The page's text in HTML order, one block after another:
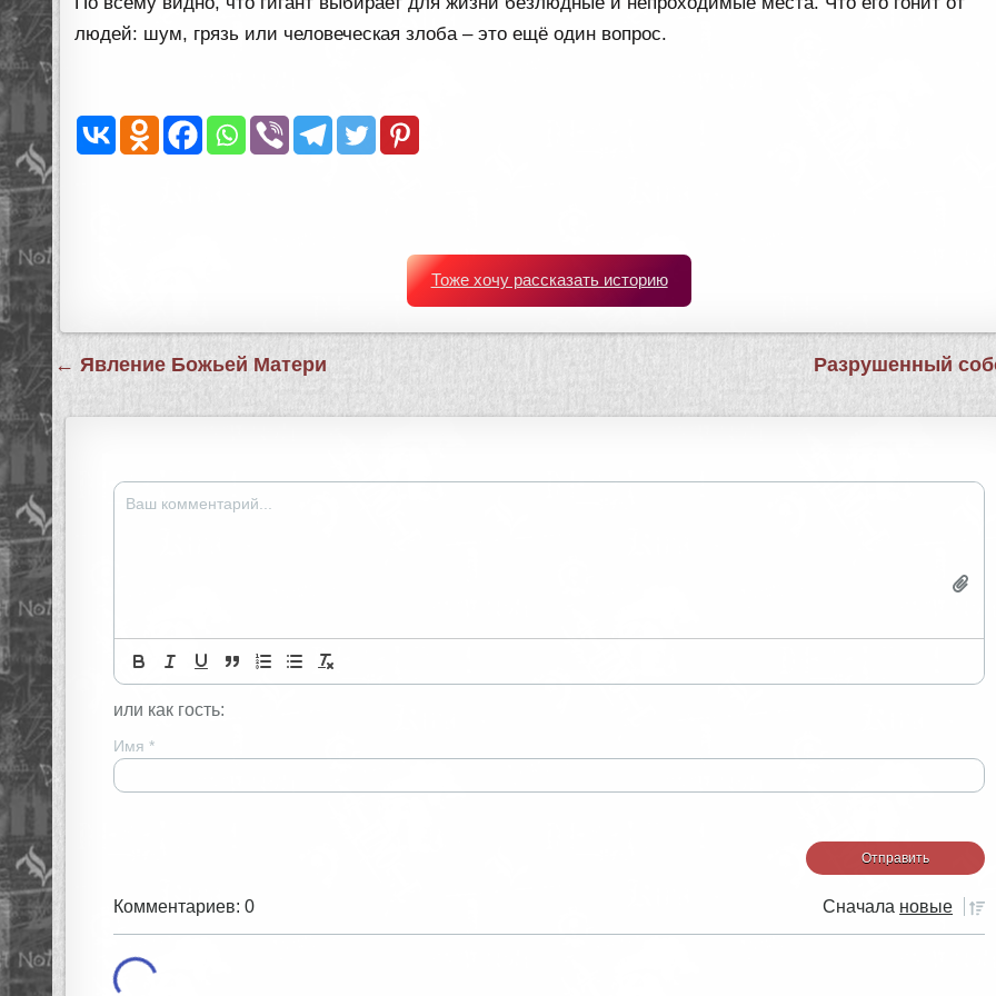
людей: шум, грязь или человеческая злоба – это ещё один вопрос.
Тоже хочу рассказать историю
Навигация
по
записям
← Явление Божьей Матери Разрушенный
или как гость:
Имя *
Комментариев: 0 Сначала новые